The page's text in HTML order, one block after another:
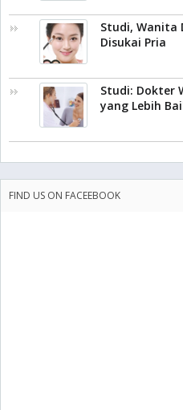
Studi, Wanita
Disukai Pria
Studi: Dokter
yang Lebih
FIND US ON FACEEBOOK